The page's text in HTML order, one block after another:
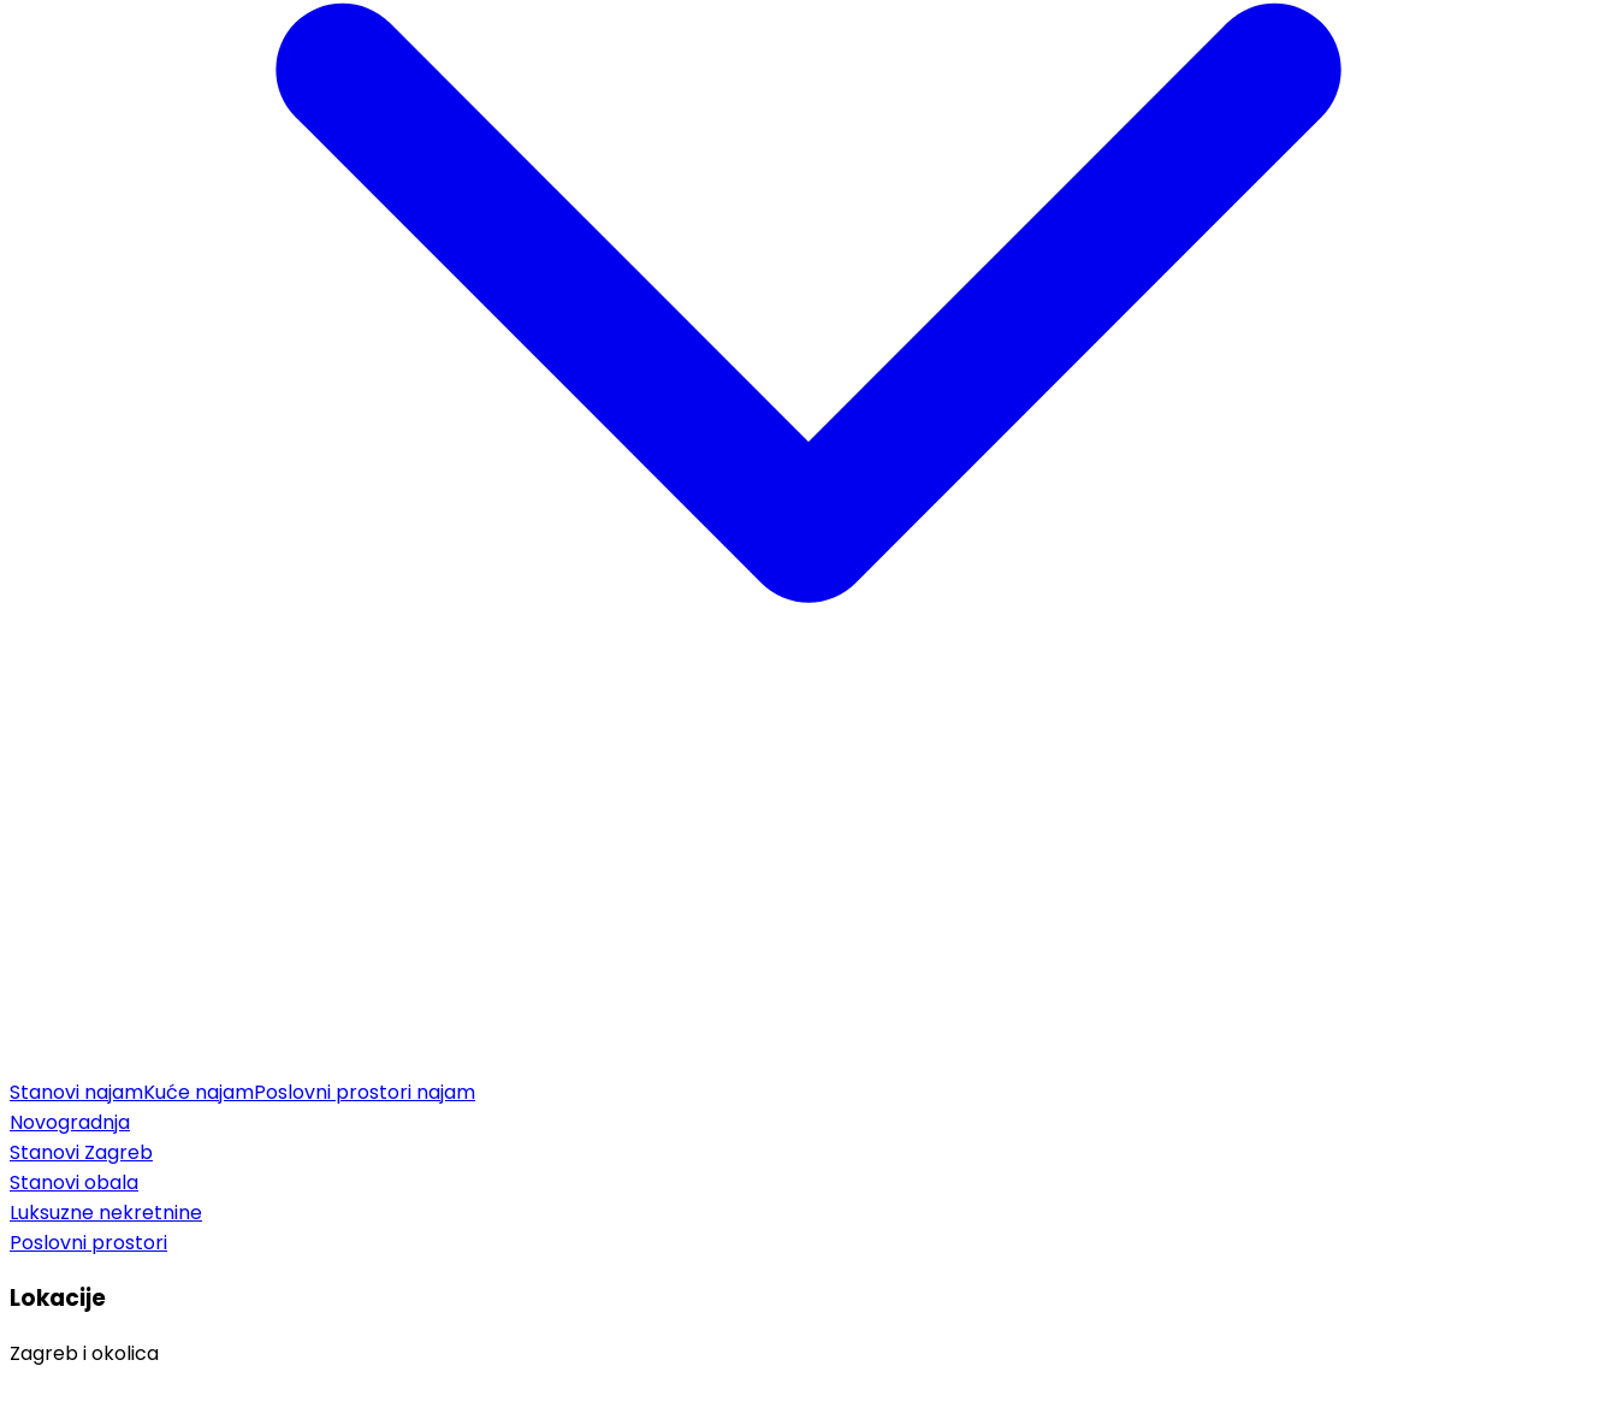
Stanovi najamKuće najamPoslovni prostori najam
Novogradnja
Stanovi Zagreb
Stanovi obala
Luksuzne nekretnine
Poslovni prostori
Lokacije
Zagreb i okolica